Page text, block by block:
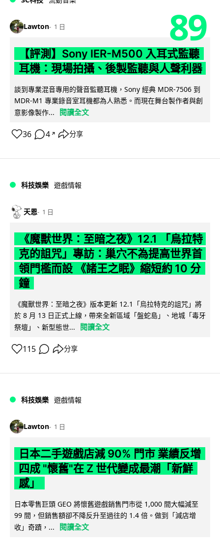
Lawton 1 日 89
【評測】Sony IER-M500 入耳式監聽
耳機：現場拍攝、後製監聽與人聲利器
談到專業混音專用的聲音監聽耳機，Sony 經典 MDR-7506 到
MDR-M1 專業錄音室耳機都為人熟悉。而現在舞台製作者與創
意影像製作...
閱讀全文
36 4 ↗ 分享
科技娛樂 遊戲情報
天恩 1 日
《魔獸世界：至暗之夜》12.1 「烏拉特
克的詛咒」專訪：巢穴不為提高世界首
領門檻而設 《諸王之眠》縮短約 10 分
鐘
《魔獸世界：至暗之夜》版本更新 12.1「烏拉特克的詛咒」將
於 8 月 13 日正式上線，帶來全新區域「盤蛇島」、地城「毒牙
祭壇」、新型態世...
閱讀全文
115 分享
科技娛樂 遊戲情報
Lawton 1 日
日本二手遊戲店減 90% 門市 業績反增
四成 "懷舊"在 Z 世代變成最潮「新鮮
感」
日本零售巨頭 GEO 將懷舊遊戲銷售門市從 1,000 間大幅減至
99 間，但銷售額卻不降反升至過往的 1.4 倍。做到「減店增
收」奇蹟，...
閱讀全文